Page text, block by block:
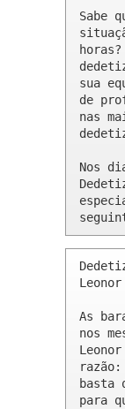
Sabe
sua
de
nas
Nos
Leonor
As
nos
basta
para